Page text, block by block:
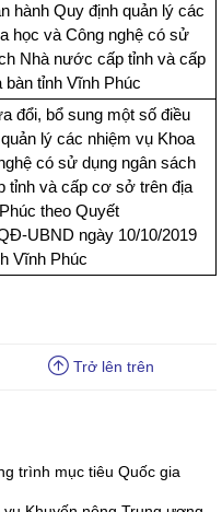
hành Quy định quản lý các
học và Công nghệ có sử
Nhà nước cấp tỉnh và cấp
tỉnh Vĩnh Phúc
đổi, bổ sung một số điều
lý các nhiệm vụ Khoa
có sử dụng ngân sách
tỉnh và cấp cơ sở trên địa
theo Quyết
UBND ngày 10/10/2019
Vĩnh Phúc
Trở lên trên
trình mục tiêu Quốc gia